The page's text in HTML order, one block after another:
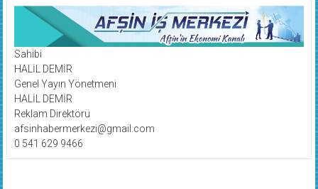
Sahibi
HALİL DEMİR
Genel Yayın Yönetmeni
HALİL DEMİR
Reklam Direktörü
afsinhabermerkezi@gmail.com
0 541 629 9466